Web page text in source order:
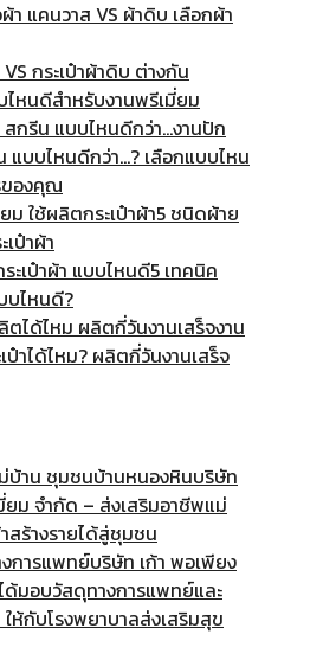
กระเป๋าผ้าดิบ ต่างกัน
ไหนดีสำหรับงานพรีเมี่ยม
งานปัก
แบบไหนดีกว่า…? เลือกแบบไหน
ของคุณ
5 ชนิดผ้าย
ป๋าผ้า
5 เทคนิค
บไหนดี?
งาน
ป๋าได้ไหม? ผลิตกี่วันงานเสร็จ
บริษัท
ยม จำกัด – ส่งเสริมอาชีพแม่
สร้างรายได้สู่ชุมชน
บริษัท เก้า พอเพียง
มอบวัสดุทางการแพทย์และ
ห้กับโรงพยาบาลส่งเสริมสุข